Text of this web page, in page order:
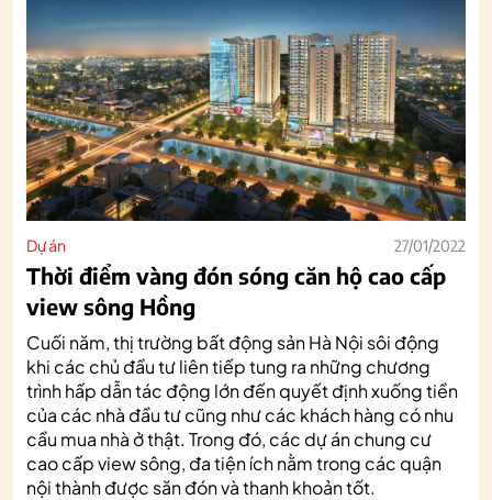
Dự án 27/01/2022
Thời điểm vàng đón sóng căn hộ cao cấp
view sông Hồng
Cuối năm, thị trường bất động sản Hà Nội sôi động
khi các chủ đầu tư liên tiếp tung ra những chương
trình hấp dẫn tác động lớn đến quyết định xuống tiền
của các nhà đầu tư cũng như các khách hàng có nhu
cầu mua nhà ở thật. Trong đó, các dự án chung cư
cao cấp view sông, đa tiện ích nằm trong các quận
nội thành được săn đón và thanh khoản tốt.